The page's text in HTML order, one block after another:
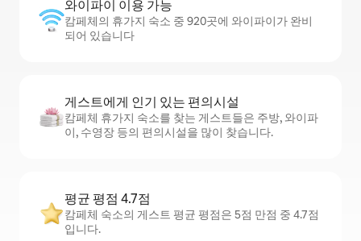
와이파이 이용 가능
캄페체의 휴가지 숙소 중 920곳에 와이파이가 완비
되어 있습니다
게스트에게 인기 있는 편의시설
캄페체 휴가지 숙소를 찾는 게스트들은 주방, 와이파
이, 수영장 등의 편의시설을 많이 찾습니다.
평균 평점 4.7점
캄페체 숙소의 게스트 평균 평점은 5점 만점 중 4.7점
입니다.